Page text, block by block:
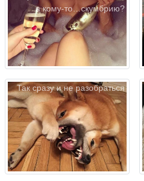
а кому-то…скумбрию?
Так сразу и не разобраться